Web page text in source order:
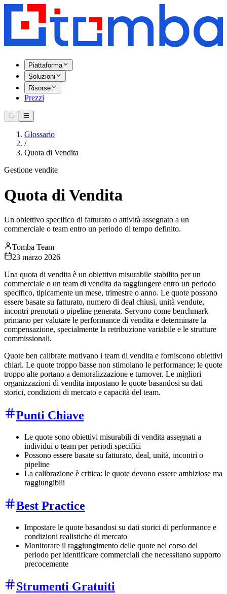
Piattaforma
Soluzioni
Risorse
Prezzi
Glossario
/
Quota di Vendita
Gestione vendite
Quota di Vendita
Un obiettivo specifico di fatturato o attività assegnato a un
commerciale o team entro un periodo di tempo definito.
Tomba Team
23 marzo 2026
Una quota di vendita è un obiettivo misurabile stabilito per un
commerciale o un team di vendita da raggiungere entro un periodo
specifico, tipicamente un mese, trimestre o anno. Le quote possono
essere basate su fatturato, numero di deal chiusi, unità vendute,
incontri prenotati o pipeline generata. Servono come benchmark
primario per valutare le performance di vendita e determinare la
compensazione, specialmente la retribuzione variabile e le strutture
commissionali.
Quote ben calibrate motivano i team di vendita e forniscono obiettivi
chiari. Le quote troppo basse non stimolano le performance; le quote
troppo alte portano a demoralizzazione e turnover. Le migliori
organizzazioni di vendita impostano le quote basandosi su dati
storici, condizioni di mercato e capacità del team.
Punti Chiave
Le quote sono obiettivi misurabili di vendita assegnati a
individui o team per periodi specifici
Possono essere basate su fatturato, deal, unità, incontri o
pipeline
La calibrazione è critica: le quote devono essere ambiziose ma
raggiungibili
Best Practice
Impostare le quote basandosi su dati storici di performance e
condizioni realistiche di mercato
Monitorare il raggiungimento delle quote nel corso del
periodo per identificare commerciali che necessitano supporto
precocemente
Strumenti Gratuiti